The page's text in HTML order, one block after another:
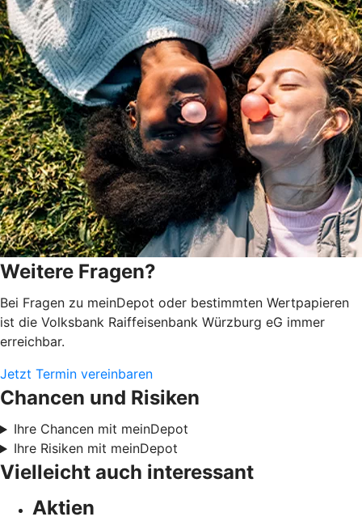
Weitere Fragen?
Bei Fragen zu meinDepot oder bestimmten Wertpapieren
ist die Volksbank Raiffeisenbank Würzburg eG immer
erreichbar.
Jetzt Termin vereinbaren
Chancen und Risiken
Ihre Chancen mit meinDepot
Ihre Risiken mit meinDepot
Vielleicht auch interessant
Aktien